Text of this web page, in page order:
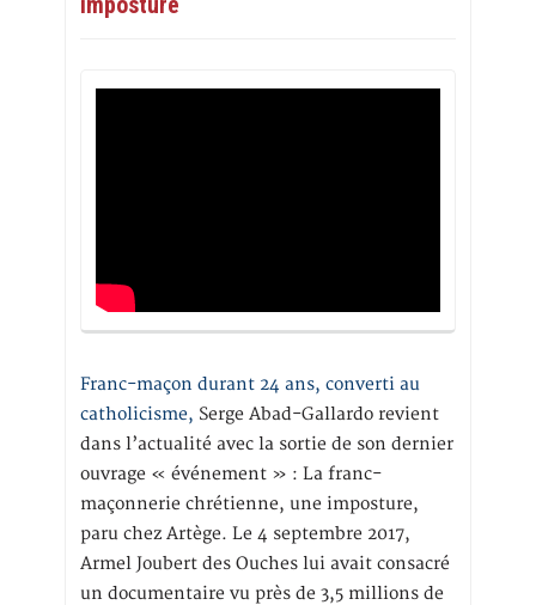
Franc-maçon durant 24 ans, converti au
catholicisme, Serge Abad-Gallardo revient
dans l’actualité avec la sortie de son dernier
ouvrage « événement » : La franc-
maçonnerie chrétienne, une imposture,
paru chez Artège. Le 4 septembre 2017,
Armel Joubert des Ouches lui avait consacré
un documentaire vu près de 3,5 millions de